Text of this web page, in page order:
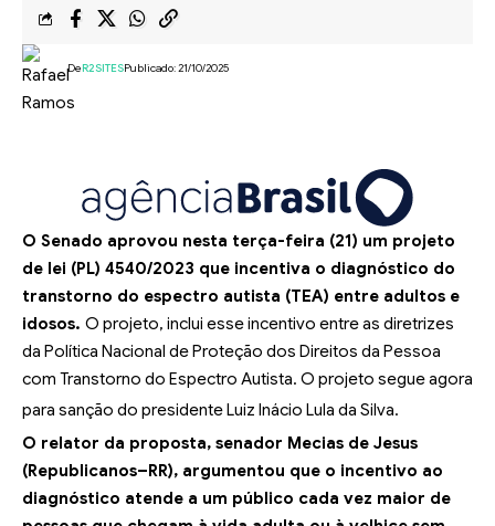
DeR2SITESPublicado: 21/10/2025
O Senado aprovou nesta terça-feira (21) um projeto
de lei (PL) 4540/2023 que incentiva o diagnóstico do
transtorno do espectro autista (TEA) entre adultos e
idosos. O projeto, inclui esse incentivo entre as diretrizes
da Política Nacional de Proteção dos Direitos da Pessoa
com Transtorno do Espectro Autista. O projeto segue agora
para sanção do presidente Luiz Inácio Lula da Silva.
O relator da proposta, senador Mecias de Jesus
(Republicanos–RR), argumentou que o incentivo ao
diagnóstico atende a um público cada vez maior de